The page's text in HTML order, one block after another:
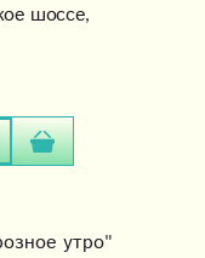
шоссе,
утро"